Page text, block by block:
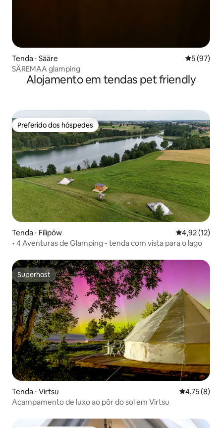
Tenda ⋅ Sääre 5 de uma
5 (97)
SÄREMAA glamping
Alojamento em tendas pet friendly
Preferido dos hóspedes
Preferido dos hóspedes
Tenda ⋅ Filipów 4,92 de uma
4,92 (12)
• 4 Aventuras de Glamping - tenda com vista para o lago
Superhost
Superhost
Tenda ⋅ Virtsu 4,75 de
4,75 (8)
Acampamento de luxo ao pôr do sol em Virtsu